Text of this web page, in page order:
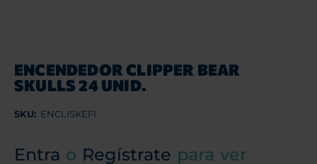
ENCENDEDOR CLIPPER BEAR
SKULLS 24 UNID.
SKU: ENCLISKEFI
Entra o Regístrate para ver